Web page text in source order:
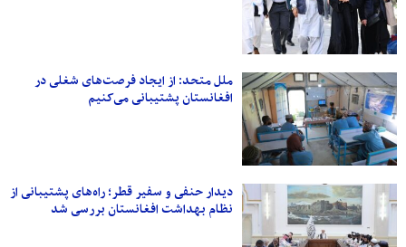
ملل متحد: از ایجاد فرصت‌های شغلی در
افغانستان پشتیبانی می‌کنیم
دیدار حنفی و سفیر قطر؛ راه‌های پشتیبانی از
نظام بهداشت افغانستان بررسی شد